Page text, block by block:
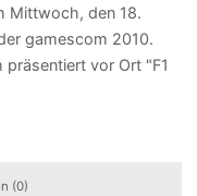
Mittwoch, den 18.
gamescom 2010.
präsentiert vor Ort "F1
(0)